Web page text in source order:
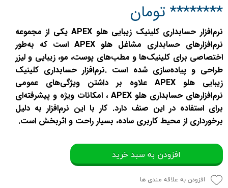
******** تومان
نرم‌افزار حسابداری کلینیک زیبایی هلو APEX یکی از مجموعه
نرم‌افزارهای حسابداری مشاغل هلو APEX است که به‌طور
اختصاصی برای کلینیک‌ها و مطب‌های پوست، مو، زیبایی و لیزر
طراحی و پیاده‌سازی شده است .نرم‌افزار حسابداری کلینیک
زیبایی هلو APEX علاوه بر داشتن ویژگی‌های عمومی
نرم‌افزارهای حسابداری هلو APEX ، امکانات ویژه و پیشرفته‌ای
برای استفاده در این صنف دارد. کار با این نرم‌افزار به دلیل
برخورداری از محیط کاربری ساده، بسیار راحت و اثربخش است.
افزودن به سبد خرید
افزودن به علاقه مندی ها